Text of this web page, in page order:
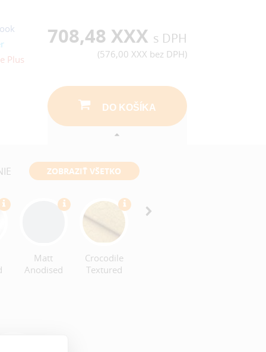
Plus
708,48 XXX s DPH
(576,00 XXX bez DPH)
DO KOŠÍKA
ZOBRAZIŤ VŠETKO
Matt
Anodised
Crocodile
Textured